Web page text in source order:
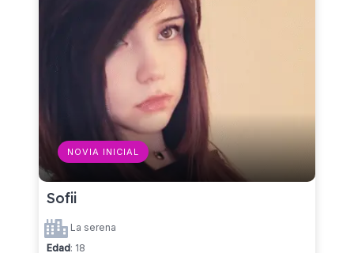
NOVIA INICIAL
Sofii
La serena
Edad: 18